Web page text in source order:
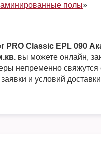
полы»
PRO Classic EPL 090
вы можете онлайн,
непременно
и условий